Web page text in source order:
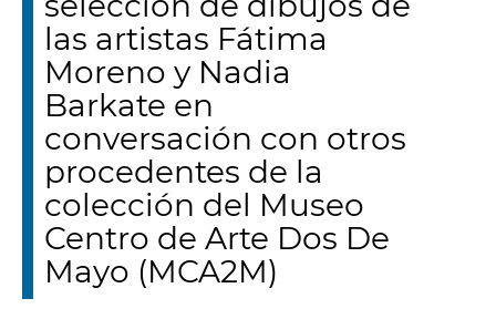
las artistas Fátima
Moreno y Nadia
Barkate en
conversación con otros
procedentes de la
colección del Museo
Centro de Arte Dos De
Mayo (MCA2M)